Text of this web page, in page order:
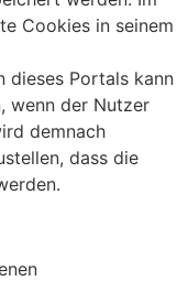
Cookies in seinem
dieses Portals kann
wenn der Nutzer
demnach
dass die